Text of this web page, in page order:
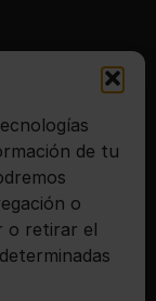
de tu
o
o retirar el